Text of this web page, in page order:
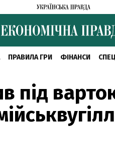
ПРАВИЛА ГРИ ФІНАНСИ
під